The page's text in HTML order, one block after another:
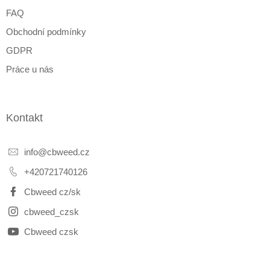
FAQ
Obchodní podmínky
GDPR
Práce u nás
Kontakt
info@cbweed.cz
+420721740126
Cbweed cz/sk
cbweed_czsk
Cbweed czsk